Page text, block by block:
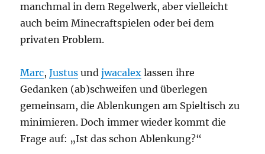
manchmal in dem Regelwerk, aber vielleicht
auch beim Minecraftspielen oder bei dem
privaten Problem.
Marc,Justus undjwacalex lassen ihre
Gedanken (ab)schweifen und überlegen
gemeinsam, die Ablenkungen am Spieltisch zu
minimieren. Doch immer wieder kommt die
Frage auf: „Ist das schon Ablenkung?“